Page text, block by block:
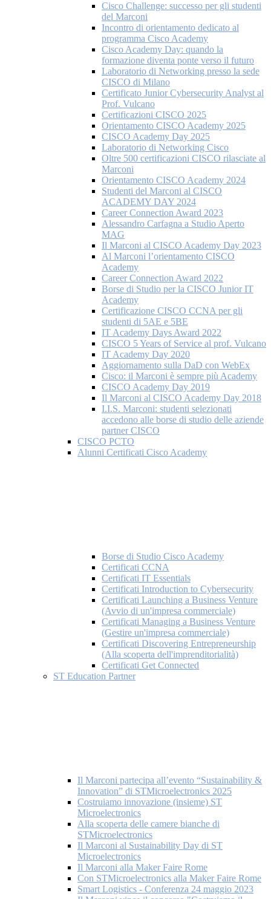
Cisco Challenge: successo per gli studenti
del Marconi
Incontro di orientamento dedicato al
programma Cisco Academy
Cisco Academy Day: quando la
formazione diventa ponte verso il futuro
Laboratorio di Networking presso la sede
CISCO di Milano
Certificato Junior Cybersecurity Analyst al
Prof. Vulcano
Certificazioni CISCO 2025
Orientamento CISCO Academy 2025
CISCO Academy Day 2025
Laboratorio di Networking Cisco
Oltre 500 certificazioni CISCO rilasciate al
Marconi
Orientamento CISCO Academy 2024
Studenti del Marconi al CISCO
ACADEMY DAY 2024
Career Connection Award 2023
Alessandro Carfagna a Studio Aperto
MAG
Il Marconi al CISCO Academy Day 2023
Al Marconi l’orientamento CISCO
Academy
Career Connection Award 2022
Borse di Studio per la CISCO Junior IT
Academy
Certificazione CISCO CCNA per gli
studenti di 5AE e 5BE
IT Academy Days Award 2022
CISCO 5 Years of Service al prof. Vulcano
IT Academy Day 2020
Aggiornamento sulla DaD con WebEx
Cisco: il Marconi è sempre più Academy
CISCO Academy Day 2019
Il Marconi al CISCO Academy Day 2018
I.I.S. Marconi: studenti selezionati
accedono alle borse di studio delle aziende
partner CISCO
CISCO PCTO
Alunni Certificati Cisco Academy
Borse di Studio Cisco Academy
Certificati CCNA
Certificati IT Essentials
Certificati Introduction to Cybersecurity
Certificati Launching a Business Venture
(Avvio di un'impresa commerciale)
Certificati Managing a Business Venture
(Gestire un'impresa commerciale)
Certificati Discovering Entrepreneurship
(Alla scoperta dell'imprenditorialità)
Certificati Get Connected
ST Education Partner
Il Marconi partecipa all’evento “Sustainability &
Innovation” di STMicroelectronics 2025
Costruiamo innovazione (insieme) ST
Microelectronics
Alla scoperta delle camere bianche di
STMicroelectronics
Il Marconi al Sustainability Day di ST
Microelectronics
Il Marconi alla Maker Faire Rome
Con STMicroelectronics alla Maker Faire Rome
Smart Logistics - Conferenza 24 maggio 2023